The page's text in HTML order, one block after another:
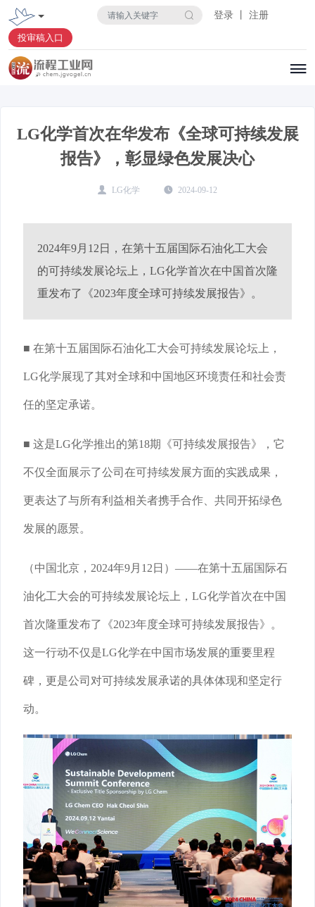
登录 丨 注册
投审稿入口
LG化学首次在华发布《全球可持续发展
报告》，彰显绿色发展决心
LG化学 2024-09-12
2024年9月12日，在第十五届国际石油化工大会
的可持续发展论坛上，LG化学首次在中国首次隆
重发布了《2023年度全球可持续发展报告》。
■ 在第十五届国际石油化工大会可持续发展论坛上，
LG化学展现了其对全球和中国地区环境责任和社会责
任的坚定承诺。
■ 这是LG化学推出的第18期《可持续发展报告》，它
不仅全面展示了公司在可持续发展方面的实践成果，
更表达了与所有利益相关者携手合作、共同开拓绿色
发展的愿景。
（中国北京，2024年9月12日）——在第十五届国际石
油化工大会的可持续发展论坛上，LG化学首次在中国
首次隆重发布了《2023年度全球可持续发展报告》。
这一行动不仅是LG化学在中国市场发展的重要里程
碑，更是公司对可持续发展承诺的具体体现和坚定行
动。